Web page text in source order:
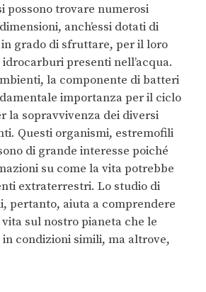
possono trovare numerosi
anch’essi dotati di
grado di sfruttare, per il loro
presenti nell’acqua.
la componente di batteri
importanza per il ciclo
la sopravvivenza dei diversi
Questi organismi, estremofili
di grande interesse poiché
su come la vita potrebbe
extraterrestri. Lo studio di
pertanto, aiuta a comprendere
vita sul nostro pianeta che le
condizioni simili, ma altrove,